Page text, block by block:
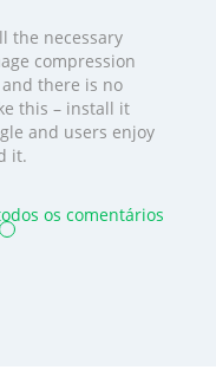
the necessary
compression
there is no
this – install it
and users enjoy
it.
os comentários